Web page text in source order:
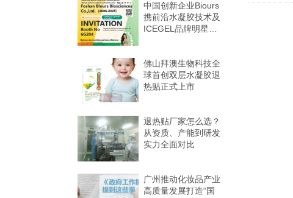
中国创新企业Biours
携前沿水凝胶技术及
ICEGEL品牌明星产
际美容个护展
佛山拜澳生物科技全
球首创双层水凝胶退
热贴正式上市
退热贴厂家怎么选？
从资质、产能到研发
实力全面对比
广州推动化妆品产业
高质量发展打造“国